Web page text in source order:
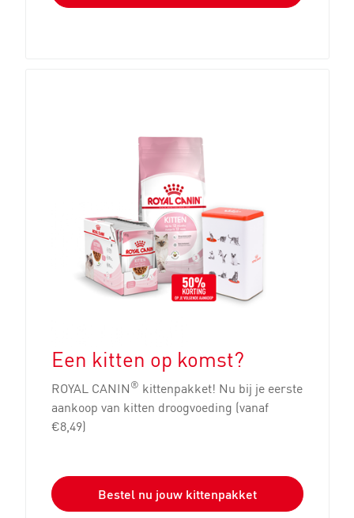
Een kitten op komst?
ROYAL CANIN® kittenpakket! Nu bij je eerste
aankoop van kitten droogvoeding (vanaf
€8,49)
Bestel nu jouw kittenpakket